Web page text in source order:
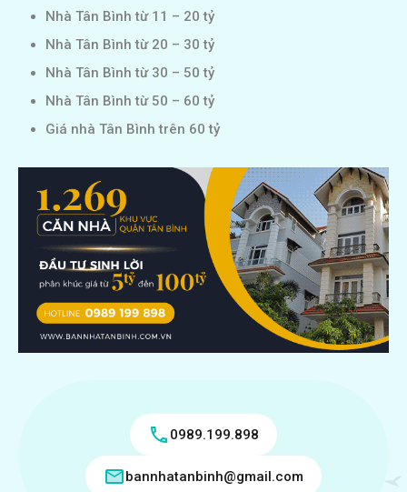
Nhà Tân Bình từ 11 – 20 tỷ
Nhà Tân Bình từ 20 – 30 tỷ
Nhà Tân Bình từ 30 – 50 tỷ
Nhà Tân Bình từ 50 – 60 tỷ
Giá nhà Tân Bình trên 60 tỷ
0989.199.898
bannhatanbinh@gmail.com